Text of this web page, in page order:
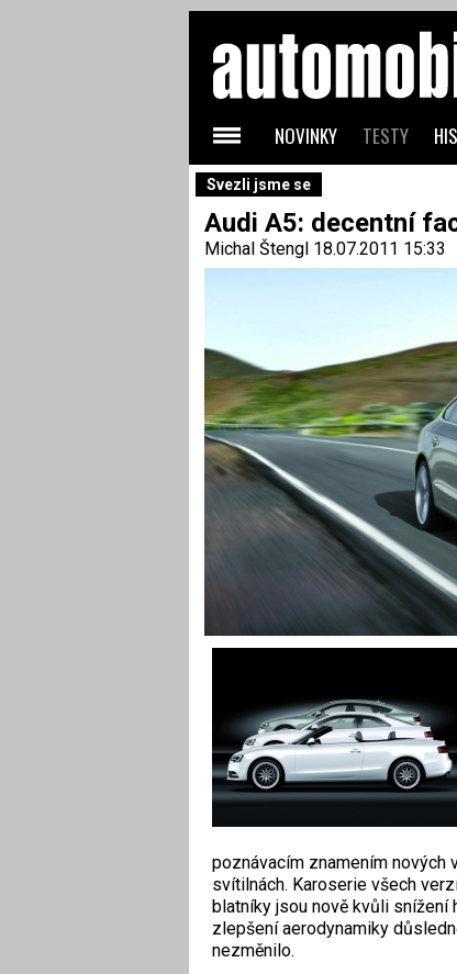
Svezli jsme se
Audi A5: decentní
Michal Štengl18.07.2011 15:33
poznávacím znamením nových
svítilnách. Karoserie všech
blatníky jsou nově kvůli
zlepšení aerodynamiky
nezměnilo.
NOVINKY TESTY